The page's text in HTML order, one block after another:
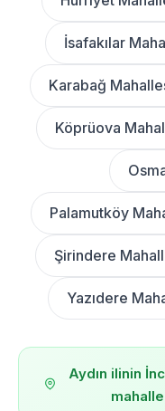
İsafakılar
Karabağ
Köprüova
Palamutköy
Şirindere
Yazıdere
Aydın ilinin